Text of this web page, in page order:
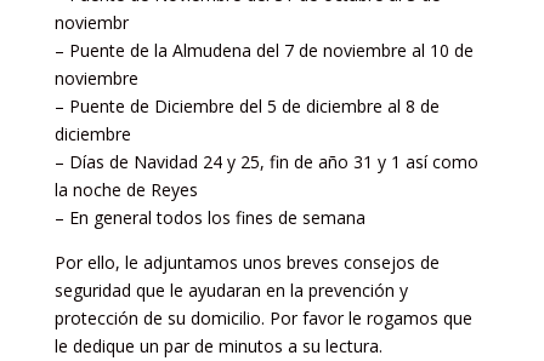
noviembr
– Puente de la Almudena del 7 de noviembre al 10 de
noviembre
– Puente de Diciembre del 5 de diciembre al 8 de
diciembre
– Días de Navidad 24 y 25, fin de año 31 y 1 así como
la noche de Reyes
– En general todos los fines de semana
Por ello, le adjuntamos unos breves consejos de
seguridad que le ayudaran en la prevención y
protección de su domicilio. Por favor le rogamos que
le dedique un par de minutos a su lectura.